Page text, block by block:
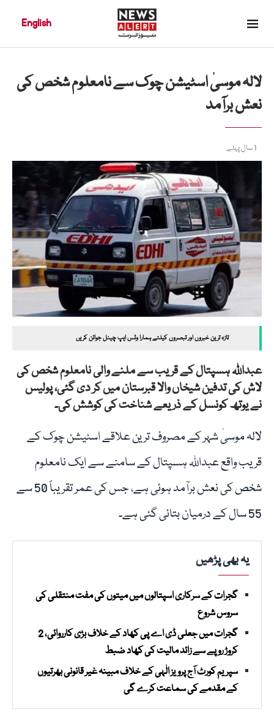
English
لالہ موسیٰ اسٹیشن چوک سے نامعلوم شخص کی
نعش برآمد
1 سال پہلے
تازہ ترین خبروں اور تبصروں کیلئے ہمارا وٹس ایپ چینل جوائن کریں
عبداللہ ہسپتال کے قریب سے ملنے والی نامعلوم شخص کی
لاش کی تدفین شیخاں والا قبرستان میں کر دی گئی، پولیس
نے یوتھ کونسل کے ذریعے شناخت کی کوشش کی۔
لالہ موسیٰ شہر کے مصروف ترین علاقے اسٹیشن چوک کے
قریب واقع عبداللہ ہسپتال کے سامنے سے ایک نامعلوم
شخص کی نعش برآمد ہوئی ہے، جس کی عمر تقریباً 50 سے
55 سال کے درمیان بتائی گئی ہے۔
یہ بھی پڑھیں
گجرات کے سرکاری اسپتالوں میں میتوں کی مفت منتقلی کی
سروس شروع
گجرات میں جعلی ڈی اے پی کھاد کے خلاف بڑی کارروائی، 2
کروڑ روپے سے زائد مالیت کی کھاد ضبط
سپریم کورٹ آج پرویز الٰہی کے خلاف مبینہ غیر قانونی بھرتیوں
کے مقدمے کی سماعت کرے گی